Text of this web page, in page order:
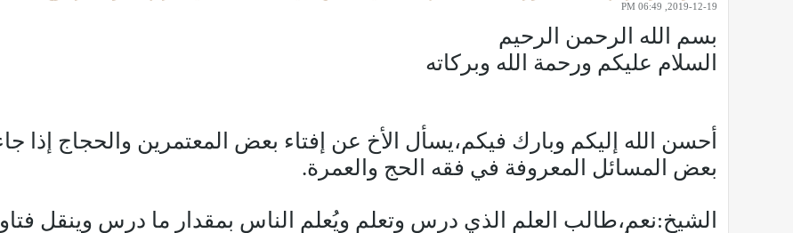
2019-12-19, 06:49 PM
بسم الله الرحمن الرحيم
السلام عليكم ورحمة الله وبركاته
أحسن الله إليكم وبارك فيكم،يسأل الأخ عن إفتاء بعض المعتمرين والحجاج إذا
بعض المسائل المعروفة في فقه الحج والعمرة.
الشيخ:نعم،طالب العلم الذي درس وتعلم ويُعلم الناس بمقدار ما درس وينقل